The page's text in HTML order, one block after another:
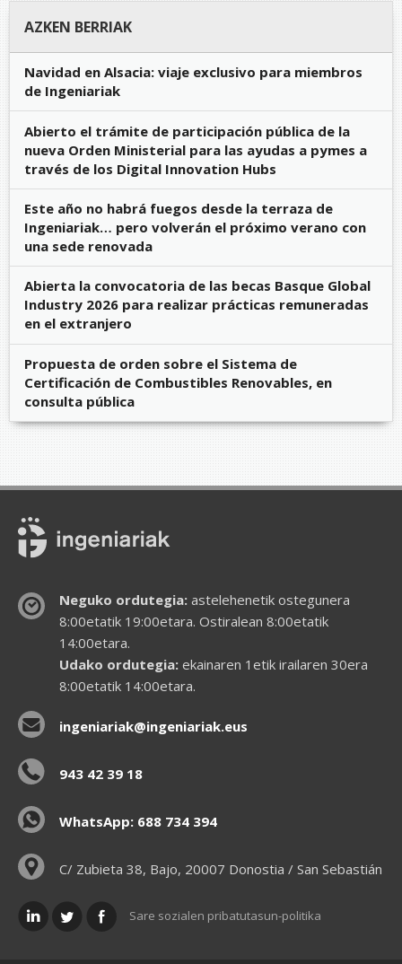
AZKEN BERRIAK
Navidad en Alsacia: viaje exclusivo para miembros
de Ingeniariak
Abierto el trámite de participación pública de la
nueva Orden Ministerial para las ayudas a pymes a
través de los Digital Innovation Hubs
Este año no habrá fuegos desde la terraza de
Ingeniariak… pero volverán el próximo verano con
una sede renovada
Abierta la convocatoria de las becas Basque Global
Industry 2026 para realizar prácticas remuneradas
en el extranjero
Propuesta de orden sobre el Sistema de
Certificación de Combustibles Renovables, en
consulta pública
Neguko ordutegia:astelehenetik ostegunera
8:00etatik 19:00etara. Ostiralean 8:00etatik
14:00etara.
Udako ordutegia:ekainaren 1etik irailaren 30era
8:00etatik 14:00etara.
ingeniariak@ingeniariak.eus
943 42 39 18
WhatsApp: 688 734 394
C/ Zubieta 38, Bajo, 20007 Donostia / San Sebastián
Sare sozialen pribatutasun-politika